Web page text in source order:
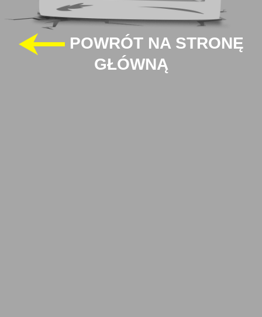
POWRÓT NA STRONĘ
GŁÓWNĄ